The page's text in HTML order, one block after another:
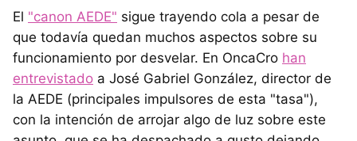
El "canon AEDE" sigue trayendo cola a pesar de
que todavía quedan muchos aspectos sobre su
funcionamiento por desvelar. En OncaCro han
entrevistado a José Gabriel González, director de
la AEDE (principales impulsores de esta "tasa"),
con la intención de arrojar algo de luz sobre este